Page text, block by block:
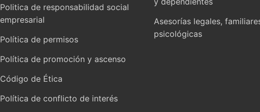
Politica de responsabilidad social
empresarial
Política de permisos
Política de promoción y ascenso
Código de Ética
Política de conflicto de interés
Asesorías legales,
psicológicas